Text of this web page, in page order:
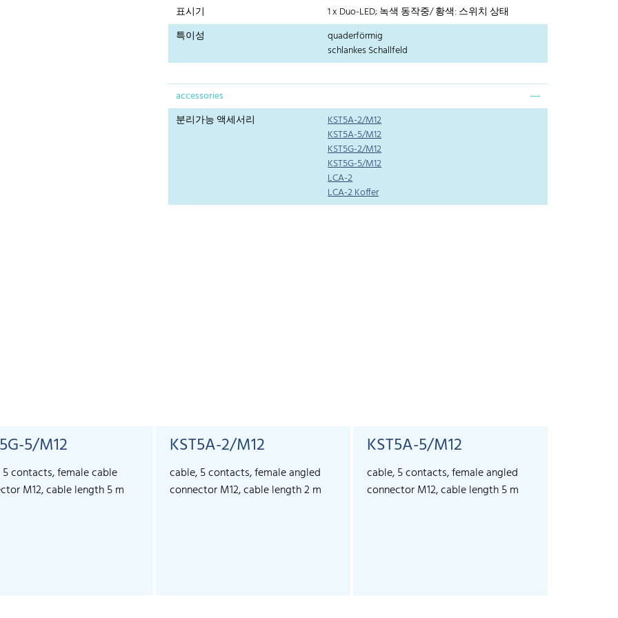
표시기
1 x Duo-LED; 녹색 동작중/ 황색: 스위치 상태
특이성
quaderförmig
schlankes Schallfeld
accessories
분리가능 액세서리
KST5A-2/M12
KST5A-5/M12
KST5G-2/M12
KST5G-5/M12
LCA-2
LCA-2 Koffer
5/M12
contacts, female cable
M12, cable length 5 m
KST5A-2/M12
cable, 5 contacts, female angled
connector M12, cable length 2 m
KST5A-5/M12
cable, 5 contacts, female angled
connector M12, cable length 5 m